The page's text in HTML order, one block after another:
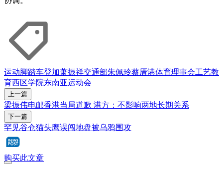
运动脚踏车登加萧振祥交通部朱佩玲蔡厝港体育理事会工艺教
育西区学院东南亚运动会
上一篇
梁振伟电邮香港当局道歉 港方：不影响两地长期关系
下一篇
罕见谷仓猫头鹰误闯地盘被乌鸦围攻
购买此文章